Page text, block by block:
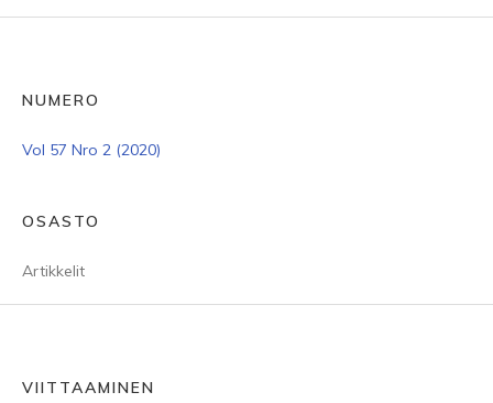
NUMERO
Vol 57 Nro 2 (2020)
OSASTO
Artikkelit
VIITTAAMINEN